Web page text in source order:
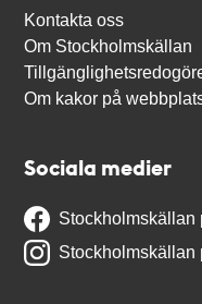
Kontakta oss
Om Stockholmskällan
Om kakor på
Sociala medier
Stockholmskällan
Stockholmskällan